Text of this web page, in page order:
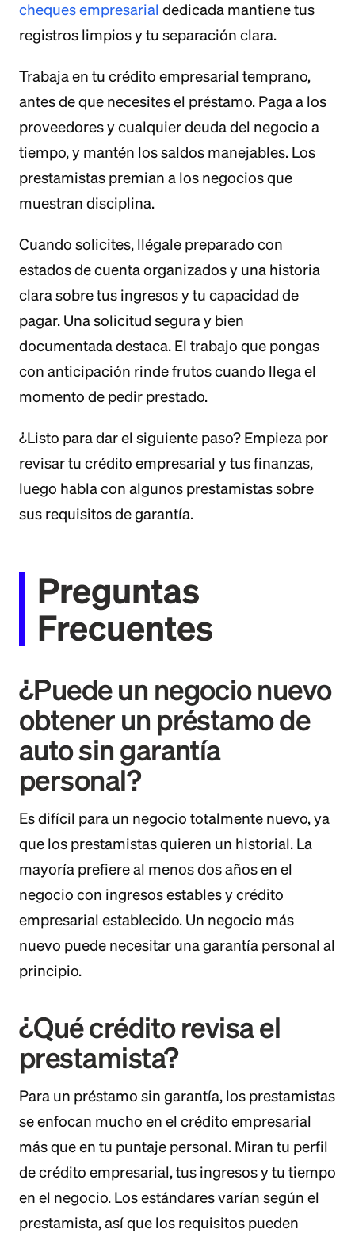
cheques empresarial dedicada mantiene tus
registros limpios y tu separación clara.
Trabaja en tu crédito empresarial temprano,
antes de que necesites el préstamo. Paga a los
proveedores y cualquier deuda del negocio a
tiempo, y mantén los saldos manejables. Los
prestamistas premian a los negocios que
muestran disciplina.
Cuando solicites, llégale preparado con
estados de cuenta organizados y una historia
clara sobre tus ingresos y tu capacidad de
pagar. Una solicitud segura y bien
documentada destaca. El trabajo que pongas
con anticipación rinde frutos cuando llega el
momento de pedir prestado.
¿Listo para dar el siguiente paso? Empieza por
revisar tu crédito empresarial y tus finanzas,
luego habla con algunos prestamistas sobre
sus requisitos de garantía.
Preguntas
Frecuentes
¿Puede un negocio nuevo
obtener un préstamo de
auto sin garantía
personal?
Es difícil para un negocio totalmente nuevo, ya
que los prestamistas quieren un historial. La
mayoría prefiere al menos dos años en el
negocio con ingresos estables y crédito
empresarial establecido. Un negocio más
nuevo puede necesitar una garantía personal al
principio.
¿Qué crédito revisa el
prestamista?
Para un préstamo sin garantía, los prestamistas
se enfocan mucho en el crédito empresarial
más que en tu puntaje personal. Miran tu perfil
de crédito empresarial, tus ingresos y tu tiempo
en el negocio. Los estándares varían según el
prestamista, así que los requisitos pueden